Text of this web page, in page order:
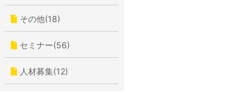
その他(18)
セミナー(56)
人材募集(12)